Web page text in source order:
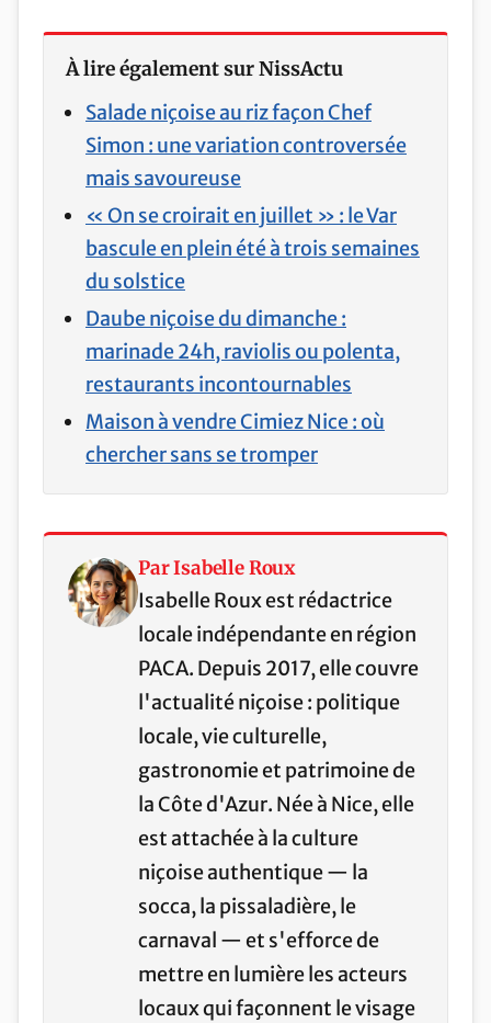
À lire également sur NissActu
Salade niçoise au riz façon Chef
Simon : une variation controversée
mais savoureuse
« On se croirait en juillet » : le Var
bascule en plein été à trois semaines
du solstice
Daube niçoise du dimanche :
marinade 24h, raviolis ou polenta,
restaurants incontournables
Maison à vendre Cimiez Nice : où
chercher sans se tromper
Par Isabelle Roux
Isabelle Roux est rédactrice
locale indépendante en région
PACA. Depuis 2017, elle couvre
l'actualité niçoise : politique
locale, vie culturelle,
gastronomie et patrimoine de
la Côte d'Azur. Née à Nice, elle
est attachée à la culture
niçoise authentique — la
socca, la pissaladière, le
carnaval — et s'efforce de
mettre en lumière les acteurs
locaux qui façonnent le visage